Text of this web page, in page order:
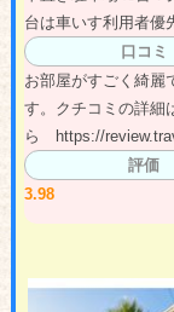
台は車いす利用者優
口コミ
お部屋がすごく綺麗
す。クチコミの詳細
ら https://
評価
3.98